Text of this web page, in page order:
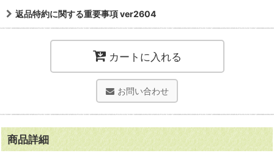
返品特約に関する重要事項 ver2604
カートに入れる
お問い合わせ
商品詳細